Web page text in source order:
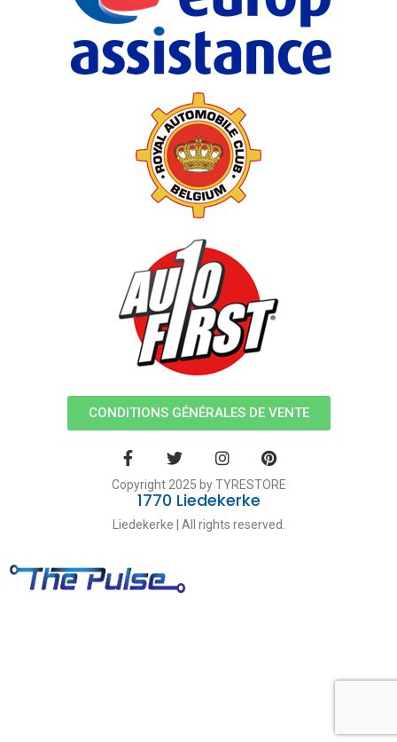
CONDITIONS GÉNÉRALES DE VENTE
Copyright 2025 by TYRESTORE
1770 Liedekerke
Liedekerke | All rights reserved.